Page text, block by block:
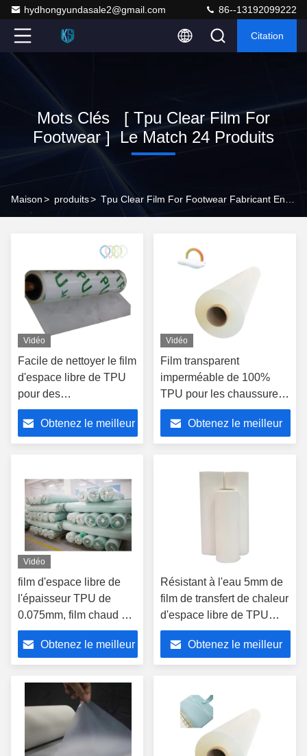
hydhongyundasale2@gmail.com 86--13192099222
Citation
Mots Clés [ Tpu Clear Film For
Footwear ] Le Match 24 Produits
Maison> produits>
Vidéo
Facile de nettoyer le film
d'espace libre de TPU
pour des
chaussures/sacs à
main/artisanat
Obtenez le meilleur
Vidéo
Film transparent
imperméable de 100%
TPU pour les chaussures
500yards MOQ
Obtenez le meilleur
Vidéo
film d'espace libre de
l'épaisseur TPU de
0.075mm, film chaud de
protection de
polyuréthane
Obtenez le meilleur
Résistant à l'eau 5mm de
film de transfert de chaleur
d'espace libre de TPU
1480mm avec le papier de
libérationObtenez le meilleur